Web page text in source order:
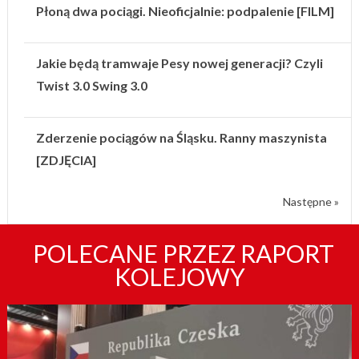
Płoną dwa pociągi. Nieoficjalnie: podpalenie [FILM]
Jakie będą tramwaje Pesy nowej generacji? Czyli
Twist 3.0 Swing 3.0
Zderzenie pociągów na Śląsku. Ranny maszynista
[ZDJĘCIA]
Następne »
POLECANE PRZEZ RAPORT
KOLEJOWY